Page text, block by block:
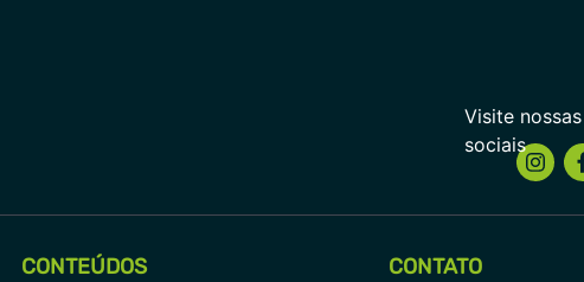
CONTEÚDOS CONTATO